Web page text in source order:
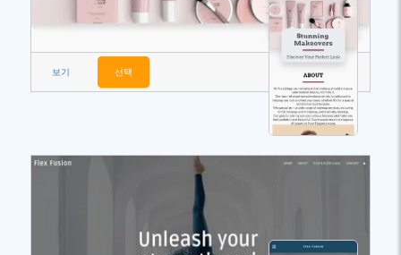
보기 선택